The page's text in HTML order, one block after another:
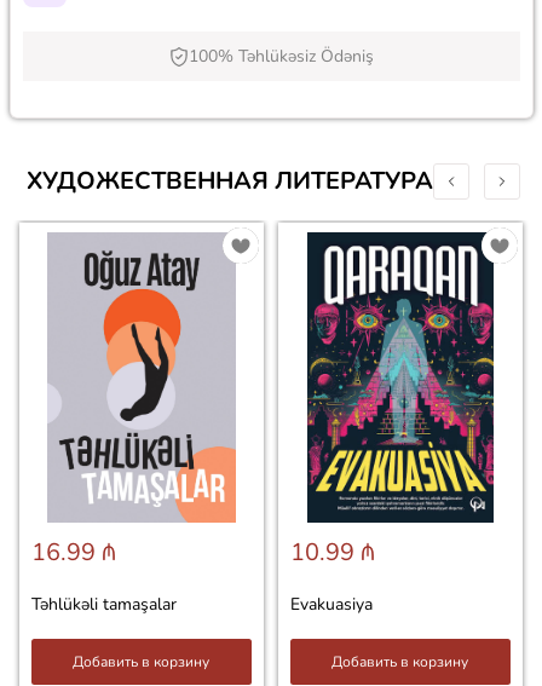
100% Təhlükəsiz Ödəniş
ХУДОЖЕСТВЕННАЯ ЛИТЕРАТУРА
16.99 ₼
Təhlükəli tamaşalar
Добавить в корзину
10.99 ₼
Evakuasiya
Добавить в корзину